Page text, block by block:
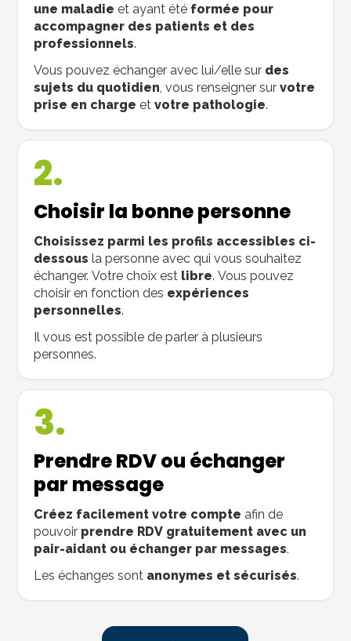
une maladie et ayant été formée pour
accompagner des patients et des
professionnels.
Vous pouvez échanger avec lui/elle sur des
sujets du quotidien, vous renseigner survotre
prise en charge etvotre pathologie.
2.
Choisir la bonne personne
Choisissez parmi les profils accessibles ci-
dessous la personne avec qui vous souhaitez
échanger. Votre choix est libre. Vous pouvez
choisir en fonction des expériences
personnelles.
Il vous est possible de parler à plusieurs
personnes.
3.
Prendre RDV ou échanger
par message
Créez facilement votre compte afin de
pouvoir prendre RDV gratuitement avec un
pair-aidant ou échanger par messages.
Les échanges sont anonymes et sécurisés.